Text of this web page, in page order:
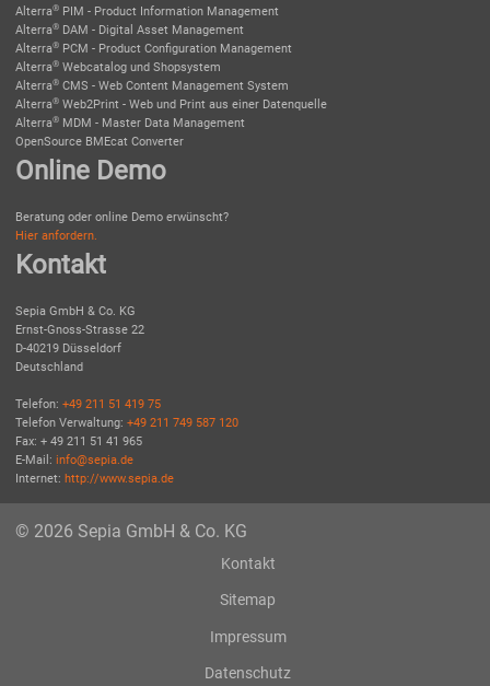
Alterra® PIM - Product Information Management
Alterra® DAM - Digital Asset Management
Alterra® PCM - Product Configuration Management
Alterra® Webcatalog und Shopsystem
Alterra® CMS - Web Content Management System
Alterra® Web2Print - Web und Print aus einer Datenquelle
Alterra® MDM - Master Data Management
OpenSource BMEcat Converter
Online Demo
Beratung oder online Demo erwünscht?
Hier anfordern.
Kontakt
Sepia GmbH & Co. KG
Ernst-Gnoss-Strasse 22
D-40219 Düsseldorf
Deutschland
Telefon: +49 211 51 419 75
Telefon Verwaltung: +49 211 749 587 120
Fax: + 49 211 51 41 965
E-Mail: info@sepia.de
Internet: http://www.sepia.de
© 2026 Sepia GmbH & Co. KG
Kontakt
Sitemap
Impressum
Datenschutz